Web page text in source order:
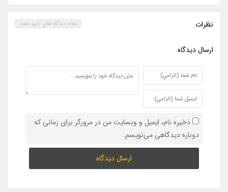
نظرات تعداد ديدگاه هاي تاييد شده :
ارسال ديدگاه
ذخیره نام، ایمیل و وبسایت من در مرورگر برای زمانی که
دوباره دیدگاهی می‌نویسم.